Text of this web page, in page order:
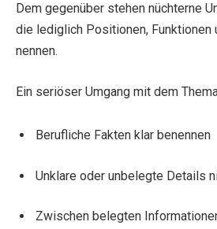
Dem gegenüber stehen nüchterne
die lediglich Positionen, Funktionen
nennen.
Ein seriöser Umgang mit dem
Berufliche Fakten klar benennen
Unklare oder unbelegte Details
Zwischen belegten